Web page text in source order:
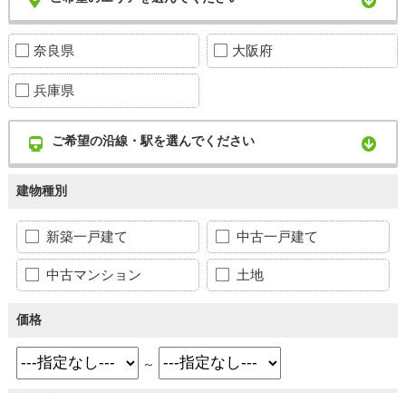
奈良県 大阪府
兵庫県
ご希望の沿線・駅を選んでください
建物種別
新築一戸建て 中古一戸建て
中古マンション 土地
価格
～